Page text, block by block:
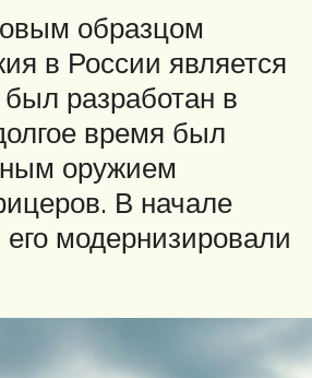
образцом
в России является
разработан в
время был
оружием
В начале
модернизировали